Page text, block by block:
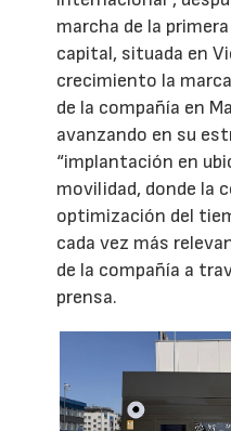
marcha de la
capital, situada en
crecimiento la
de la compañía en
avanzando en su
“implantación en
movilidad, donde la
optimización del
cada vez más
de la compañía a
prensa.